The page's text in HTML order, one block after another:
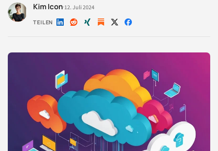
Kim Icon·12. Juli 2024
TEILEN Auf Auf Auf Auf Auf